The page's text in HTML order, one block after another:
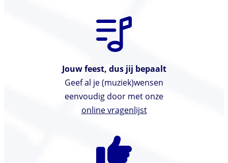
Jouw feest, dus jij bepaalt
Geef al je (muziek)wensen
eenvoudig door met onze
online vragenlijst